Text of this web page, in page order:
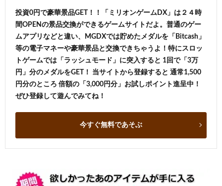
投資0円で豪華景品GET！！「ミリオンゲームDX」は２４時
間OPENの景品交換ができるゲームサイトだよ。普通のゲー
ムアプリなどと違い、MGDXでは貯めたメダルを「Bitcash」
等の電子マネーや豪華景品と交換できちゃうよ！特にスロッ
トゲームでは「ラッシュモード」に突入すると 1回で「3万
円」分のメダルをGET！ 当サイトから登録すると 通常1,500
円分のところ 倍額の「3,000円分」お試しポイント進呈中！
ぜひ登録して遊んでみてね！
今すぐ無料であそぶ